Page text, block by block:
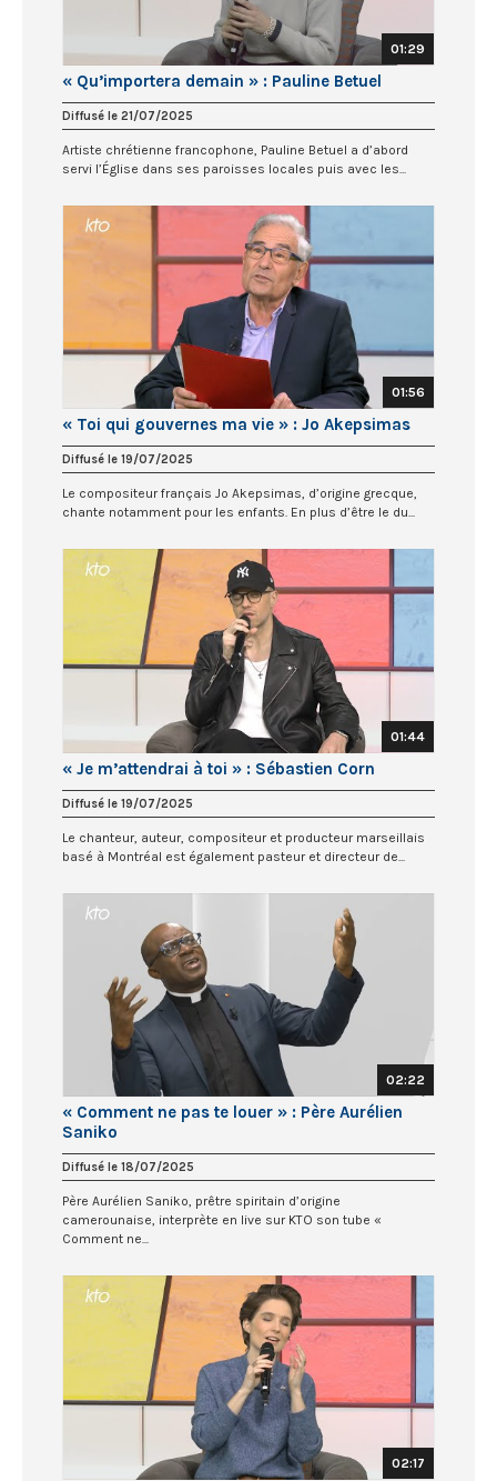
01:29
« Qu’importera demain » : Pauline Betuel
Diffusé le 21/07/2025
Artiste chrétienne francophone, Pauline Betuel a d’abord
servi l’Église dans ses paroisses locales puis avec les...
01:56
« Toi qui gouvernes ma vie » : Jo Akepsimas
Diffusé le 19/07/2025
Le compositeur français Jo Akepsimas, d’origine grecque,
chante notamment pour les enfants. En plus d’être le du...
01:44
« Je m’attendrai à toi » : Sébastien Corn
Diffusé le 19/07/2025
Le chanteur, auteur, compositeur et producteur marseillais
basé à Montréal est également pasteur et directeur de...
02:22
« Comment ne pas te louer » : Père Aurélien
Saniko
Diffusé le 18/07/2025
Père Aurélien Saniko, prêtre spiritain d’origine
camerounaise, interprète en live sur KTO son tube «
Comment ne...
02:17